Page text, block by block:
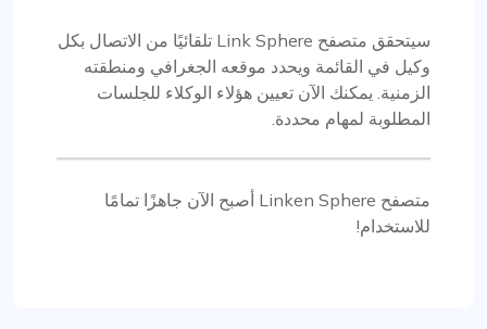
سيتحقق متصفح Link Sphere تلقائيًا من الاتصال بكل
وكيل في القائمة ويحدد موقعه الجغرافي ومنطقته
الزمنية. يمكنك الآن تعيين هؤلاء الوكلاء للجلسات
المطلوبة لمهام محددة.
متصفح Linken Sphere أصبح الآن جاهزًا تمامًا
للاستخدام!